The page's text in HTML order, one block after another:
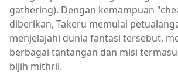
gathering). Dengan kemampuan
diberikan, Takeru memulai
menjelajahi dunia fantasi tersebut,
berbagai tantangan dan misi
bijih mithril.